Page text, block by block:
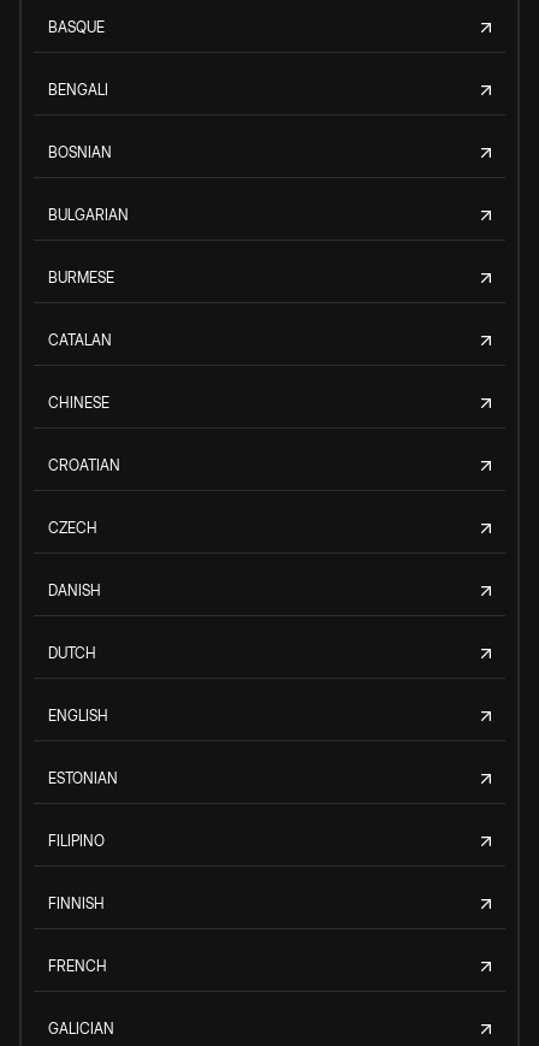
BASQUE
BENGALI
BOSNIAN
BULGARIAN
BURMESE
CATALAN
CHINESE
CROATIAN
CZECH
DANISH
DUTCH
ENGLISH
ESTONIAN
FILIPINO
FINNISH
FRENCH
GALICIAN